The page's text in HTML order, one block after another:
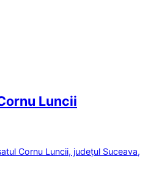
Luncii
Cornu Luncii, județul Suceava,